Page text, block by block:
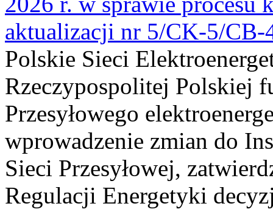
aktualizacji nr 5/CK-5/CB-
Polskie Sieci
Rzeczypospolitej Polskiej
Przesyłowego
wprowadzenie zmian do
Sieci Przesyłowej,
Regulacji Energetyki